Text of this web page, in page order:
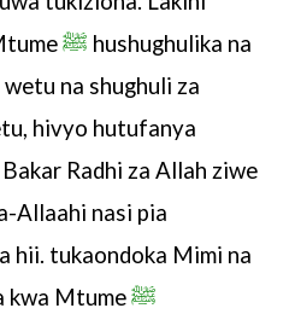
ﷺ hushughulika na
na shughuli za
hivyo hutufanya
Radhi za Allah ziwe
Allaahi nasi pia
hii. tukaondoka Mimi na
kwa Mtumeﷺ